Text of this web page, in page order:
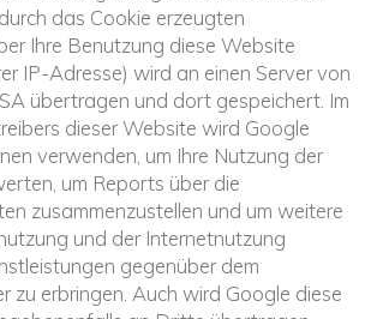
das Cookie erzeugten
Ihre Benutzung diese Website
IP-Adresse) wird an einen Server von
übertragen und dort gespeichert. Im
dieser Website wird Google
verwenden, um Ihre Nutzung der
um Reports über die
zusammenzustellen und um weitere
und der Internetnutzung
gegenüber dem
zu erbringen. Auch wird Google diese